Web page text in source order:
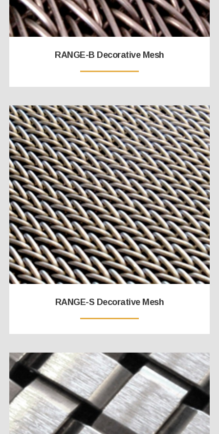
RANGE-B Decorative Mesh
RANGE-S Decorative Mesh